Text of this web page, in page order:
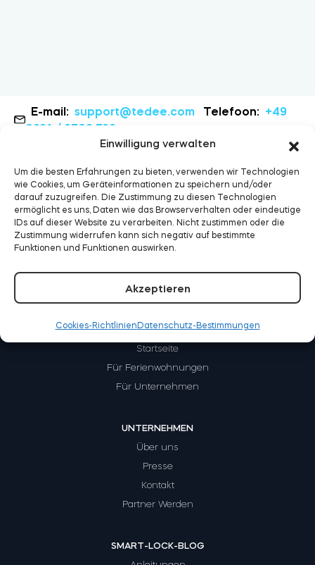
Einwilligung verwalten
Um die besten Erfahrungen zu bieten, verwenden wir Technologien
wie Cookies, um Geräteinformationen zu speichern und/oder
darauf zuzugreifen. Die Zustimmung zu diesen Technologien
ermöglicht es uns, Daten wie das Browserverhalten oder eindeutige
IDs auf dieser Website zu verarbeiten. Nicht zustimmen oder die
Zustimmung widerrufen kann sich negativ auf bestimmte
Funktionen und Funktionen auswirken.
Akzeptieren
Cookies-Richtlinien Datenschutz-Bestimmungen
Heim-Zugang
Tedee Biometric Module
Tedee GO2
E-mail: support@tedee.com Telefoon: +49
0931 / 9708 739
WIE FUNKTIONIERT ES?
Startseite
Für Ferienwohnungen
Für Unternehmen
UNTERNEHMEN
Über uns
Presse
Kontakt
Partner Werden
SMART-LOCK-BLOG